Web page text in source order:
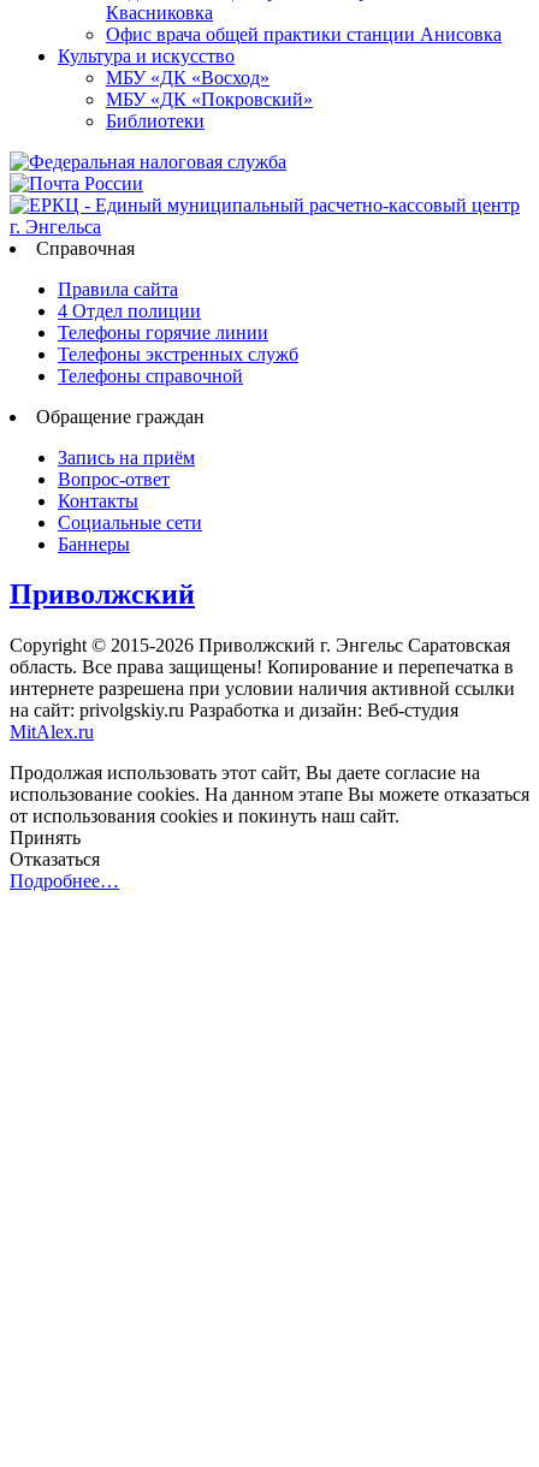
Квасниковка
Офис врача общей практики станции Анисовка
Культура и искусство
МБУ «ДК «Восход»
МБУ «ДК «Покровский»
Библиотеки
Справочная
Правила сайта
4 Отдел полиции
Телефоны горячие линии
Телефоны экстренных служб
Телефоны справочной
Обращение граждан
Запись на приём
Вопрос-ответ
Контакты
Социальные сети
Баннеры
Приволжский
Copyright © 2015-2026 Приволжский г. Энгельс Саратовская
область. Все права защищены! Копирование и перепечатка в
интернете разрешена при условии наличия активной ссылки
на сайт: privolgskiy.ru Разработка и дизайн: Веб-студия
MitAlex.ru
Продолжая использовать этот сайт, Вы даете согласие на
использование cookies. На данном этапе Вы можете отказаться
от использования cookies и покинуть наш сайт.
Принять
Отказаться
Подробнее…